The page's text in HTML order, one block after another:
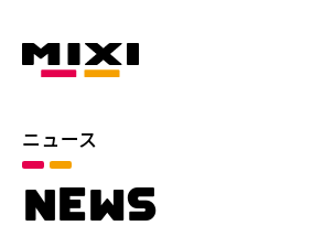
ニュース
NEWS
カテゴリ
お知らせ